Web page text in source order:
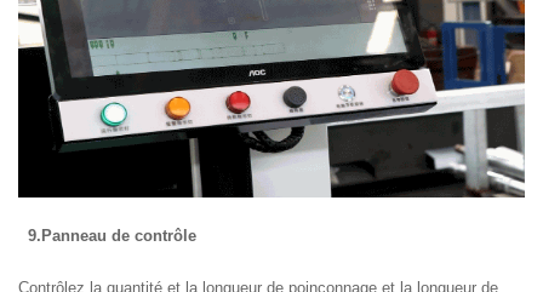
9.Panneau de contrôle
Contrôlez la quantité et la longueur de poinçonnage et la longueur de